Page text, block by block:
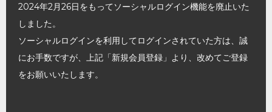
2024年2月26日をもってソーシャルログイン機能を廃止いた
しました。
ソーシャルログインを利用してログインされていた方は、誠
にお手数ですが、上記「新規会員登録」より、改めてご登録
をお願いいたします。